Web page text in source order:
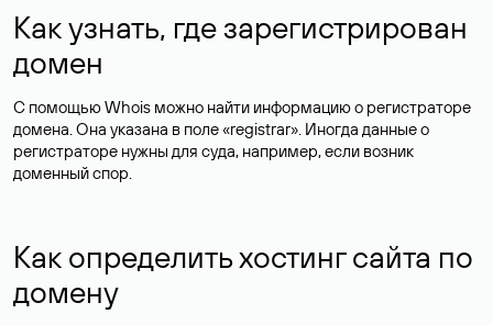
Как узнать, где зарегистрирован
домен
С помощью Whois можно найти информацию о регистраторе
домена. Она указана в поле «registrar». Иногда данные о
регистраторе нужны для суда, например, если возник
доменный спор.
Как определить хостинг сайта по
домену